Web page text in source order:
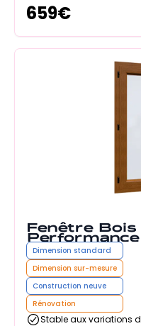
659€
Fenêtre Bois
Dimension standard
Dimension sur-mesure
Construction neuve
Rénovation
Stable aux variations